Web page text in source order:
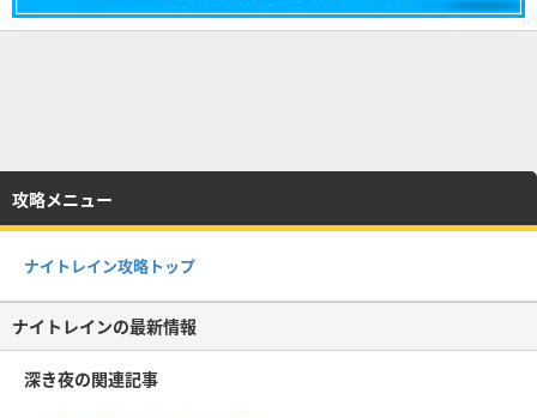
攻略メニュー
ナイトレイン攻略トップ
ナイトレインの最新情報
深き夜の関連記事